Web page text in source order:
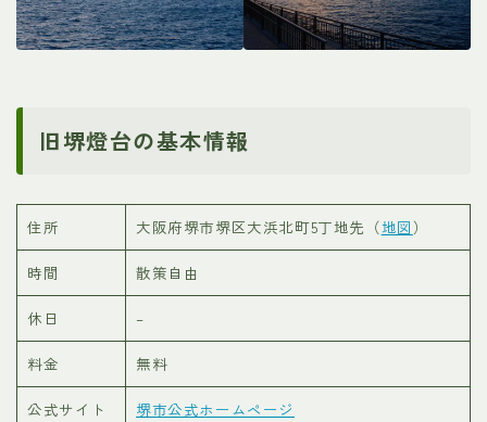
旧堺燈台の基本情報
住所 大阪府堺市堺区大浜北町5丁地先（地図 ）
時間 散策自由
休日 –
料金 無料
公式サイト 堺市公式ホームページ